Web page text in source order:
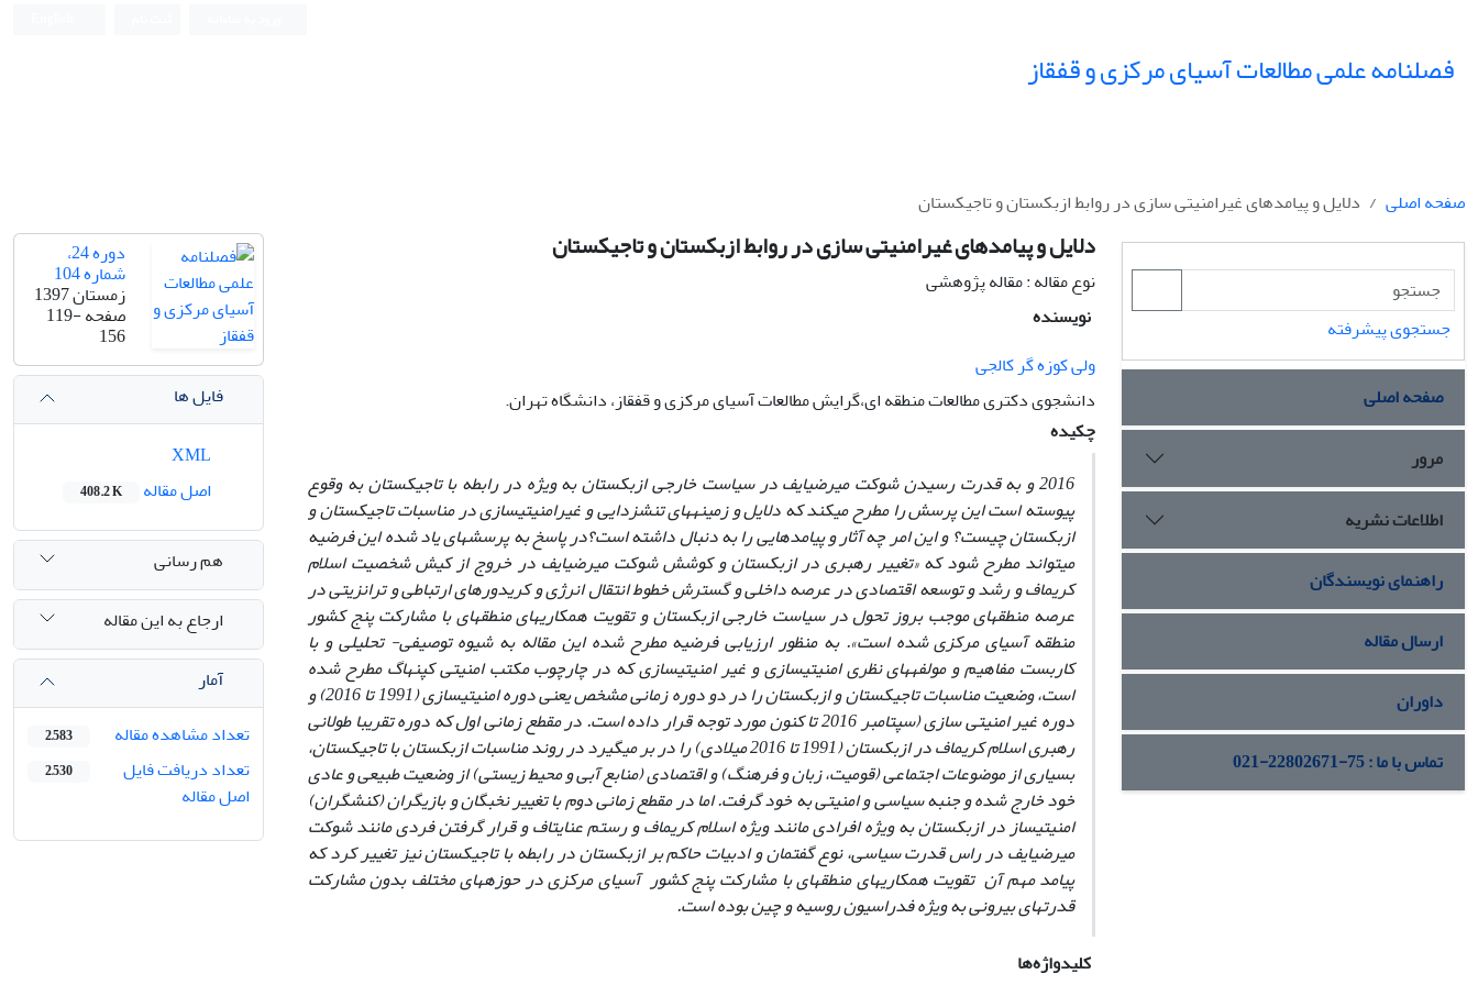
فصلنامه علمی مطالعات آسیای مرکزی و قفقاز
صفحه اصلی دلایل و پیامدهای غیرامنیتی سازی در روابط ازبکستان و تاجیکستان
دلایل و پیامدهای غیرامنیتی سازی در روابط ازبکستان و تاجیکستان
نوع مقاله : مقاله پژوهشی
نویسنده
ولی کوزه گر کالجی
دانشجوی دکتری مطالعات منطقه ای،گرایش مطالعات آسیای مرکزی و قفقاز، دانشگاه تهران.
چکیده
2016 و به قدرت رسیدن شوکت میرضیایف در سیاست خارجی ازبکستان به ویژه در رابطه با تاجیکستان به وقوع
پیوسته است این پرسش را مطرح می­کند که دلایل و زمینه­های تنش­زدایی و غیرامنیتی­سازی در مناسبات تاجیکستان و
ازبکستان چیست؟ و این امر چه آثار و پیامدهایی را به دنبال داشته است؟در پاسخ به پرسش­های یاد شده این فرضیه
می­تواند مطرح شود که «تغییر رهبری در ازبکستان و کوشش شوکت میرضیایف در خروج از کیش شخصیت اسلام
کریم­اف و رشد و توسعه اقتصادی در عرصه داخلی و گسترش خطوط انتقال انرژی و کریدورهای ارتباطی و ترانزیتی در
عرصه منطقه­ای موجب بروز تحول در سیاست خارجی ازبکستان و تقویت همکاری­های منطقه­ای با مشارکت پنج کشور
منطقه آسیای مرکزی شده است». به منظور ارزیابی فرضیه مطرح شده این مقاله به شیوه توصیفی- تحلیلی و با
کاربست مفاهیم و مولفه­های نظری امنیتی­سازی و غیر امنیتی­سازی که در چارچوب مکتب امنیتی کپنهاگ مطرح شده
است، وضعیت مناسبات تاجیکستان و ازبکستان را در دو دوره زمانی مشخص یعنی دوره امنیتی­سازی (1991 تا 2016) و
دوره غیر امنیتی سازی (سپتامبر 2016 تا کنون مورد توجه قرار داده است. در مقطع زمانی اول که دوره تقریبا طولانی
رهبری اسلام کریم­اف در ازبکستان (1991 تا 2016 میلادی) را در بر می­گیرد در روند مناسبات ازبکستان با تاجیکستان،
بسیاری از موضوعات اجتماعی (قومیت، زبان و فرهنگ) و اقتصادی (منابع آبی و محیط زیستی) از وضعیت طبیعی و عادی
خود خارج شده و جنبه سیاسی و امنیتی به خود گرفت. اما در مقطع زمانی دوم با تغییر نخبگان و بازیگران (کنشگران)
امنیتی­ساز در ازبکستان به ویژه افرادی مانند ویژه اسلام کریم­اف و رستم عنایت­اف و قرار گرفتن فردی مانند شوکت
میرضیایف در راس قدرت سیاسی، نوع گفتمان و ادبیات حاکم بر ازبکستان در رابطه با تاجیکستان نیز تغییر کرد که
پیامد مهم آن تقویت همکاری­های منطقه­ای با مشارکت پنج کشور آسیای مرکزی در حوزه­های مختلف بدون مشارکت
قدرت­های بیرونی به ویژه فدراسیون روسیه و چین بوده است.
کلیدواژه‌ها
دوره 24،
شماره 104
زمستان 1397
صفحه119-
156
فایل ها
اصل مقاله
408.2 K
هم رسانی
ارجاع به این مقاله
آمار
تعداد مشاهده مقاله
2,583
تعداد دریافت فایل
اصل مقاله
2,530
جستجوی پیشرفته
صفحه اصلی
مرور
اطلاعات نشریه
راهنمای نویسندگان
ارسال مقاله
داوران
تماس با ما : 75-22802671-021